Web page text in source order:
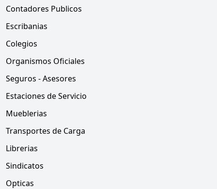
Contadores Publicos
Escribanias
Colegios
Organismos Oficiales
Seguros - Asesores
Estaciones de Servicio
Mueblerias
Transportes de Carga
Librerias
Sindicatos
Opticas